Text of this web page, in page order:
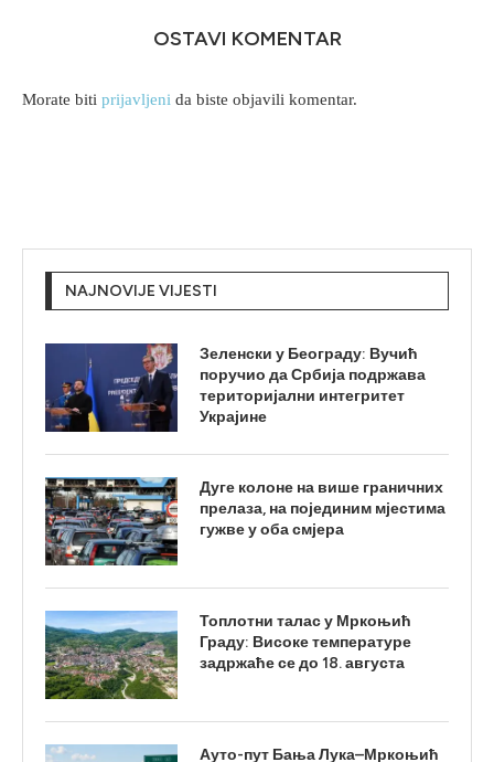
OSTAVI KOMENTAR
Morate biti prijavljeni da biste objavili komentar.
NAJNOVIJE VIJESTI
Зеленски у Београду: Вучић
поручио да Србија подржава
територијални интегритет
Украјине
Дуге колоне на више граничних
прелаза, на појединим мјестима
гужве у оба смјера
Топлотни талас у Мркоњић
Граду: Високе температуре
задржаће се до 18. августа
Ауто-пут Бања Лука–Мркоњић